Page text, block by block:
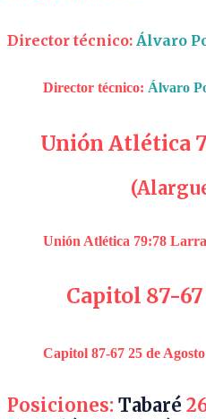
Director técnico: Álvaro
Director técnico: Álvaro
Unión Atlética
Unión Atlética 79:78
Capitol 87-
Capitol 87-67 25 de Agosto
Posiciones: Tabaré